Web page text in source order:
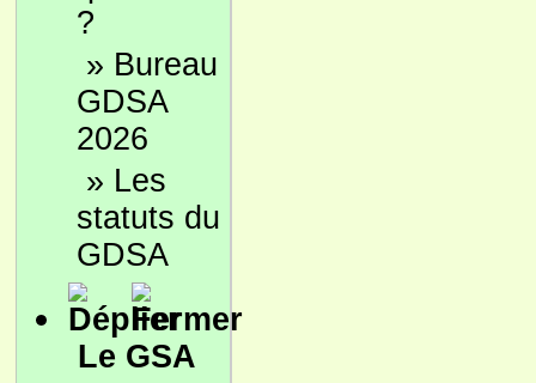
?
» Bureau
GDSA
2026
» Les
statuts du
GDSA
Le GSA